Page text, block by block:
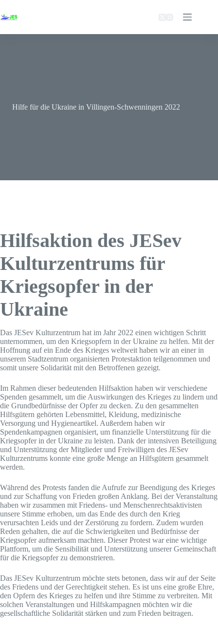
Inhalt
springen
Hilfe für die Ukraine in Villingen-Schwenningen 2022
Hilfsaktion des JESev
Kulturzentrums für
Kriegsopfer in der
Ukraine
Das JESev Kulturzentrum hat im Jahr 2022 einen wichtigen Schritt
unternommen, um den Kriegsopfern in der Ukraine zu helfen. Mit der
Hoffnung auf ein Ende des Krieges weltweit haben wir an einer in
unserem Stadtzentrum organisierten Protestaktion teilgenommen und
somit unsere Solidarität mit den Betroffenen gezeigt.
Im Rahmen dieser bedeutenden Hilfsaktion haben wir verschiedene
Spenden gesammelt, um die Auswirkungen des Krieges zu lindern und
die Grundbedürfnisse der Opfer zu decken. Zu den gesammelten
Hilfsgütern gehörten Lebensmittel, Kleidung, medizinische
Versorgung und Hygieneartikel. Außerdem haben wir
Spendenkampagnen organisiert, um finanzielle Unterstützung für die
Kriegsopfer in der Ukraine zu leisten. Dank der intensiven Beteiligung
und Unterstützung der Mitglieder und Freiwilligen des JESev
Kulturzentrums konnte eine große Menge an Hilfsgütern gesammelt
werden.
Während des Protests fanden die Aufrufe zur Beendigung des Krieges
und zur Schaffung von Frieden großen Anklang. Bei der Veranstaltung
haben wir zusammen mit Friedens- und Menschenrechtsaktivisten
unsere Stimme erhoben, um das Ende des durch den Krieg
verursachten Leids und der Zerstörung zu fordern. Zudem wurden
Reden gehalten, die auf die Schwierigkeiten und Bedürfnisse der
Kriegsopfer aufmerksam machten. Dieser Protest war eine wichtige
Plattform, um die Sensibilität und Unterstützung unserer Gemeinschaft
für die Kriegsopfer zu demonstrieren.
Das JESev Kulturzentrum möchte stets betonen, dass wir auf der Seite
des Friedens und der Gerechtigkeit stehen. Es ist uns eine große Ehre,
den Opfern des Krieges zu helfen und ihre Stimme zu verbreiten. Mit
solchen Veranstaltungen und Hilfskampagnen möchten wir die
gesellschaftliche Solidarität stärken und zum Frieden beitragen.